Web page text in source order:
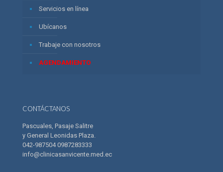
Servicios en línea
Ubícanos
Trabaje con nosotros
AGENDAMIENTO
CONTÁCTANOS
Pascuales, Pasaje Salitre
y General Leonidas Plaza.
042-987504 0987283333
info@clinicasanvicente.med.ec